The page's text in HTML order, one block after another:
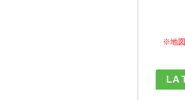
※地図
LA